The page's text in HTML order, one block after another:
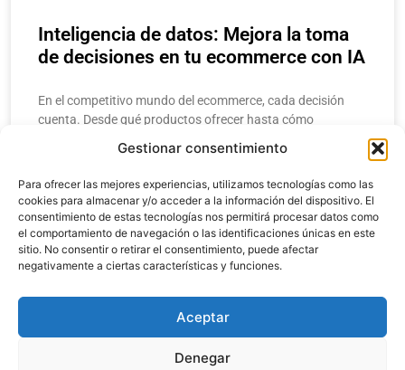
Gestionar consentimiento
Para ofrecer las mejores experiencias, utilizamos tecnologías como las
cookies para almacenar y/o acceder a la información del dispositivo. El
consentimiento de estas tecnologías nos permitirá procesar datos como
el comportamiento de navegación o las identificaciones únicas en este
sitio. No consentir o retirar el consentimiento, puede afectar
negativamente a ciertas características y funciones.
Aceptar
Denegar
Inteligencia de datos: Mejora la toma
de decisiones en tu ecommerce con IA
En el competitivo mundo del ecommerce, cada decisión
cuenta. Desde qué productos ofrecer hasta cómo
emprendedores y gerentes necesitan respuestas rápidas y
LEER MÁS
enero 20, 2025